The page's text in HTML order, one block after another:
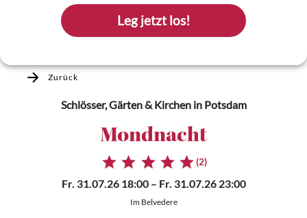
Leg jetzt los!
Zurück
Schlösser, Gärten & Kirchenin Potsdam
Mondnacht
(2)
Fr. 31.07.26 18:00 – Fr. 31.07.26 23:00
Im Belvedere